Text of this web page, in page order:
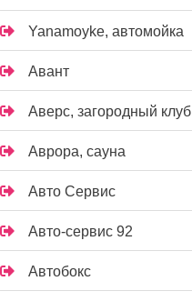
Yanamoyke, автомойка
Авант
Аверс, загородный клуб
Аврора, сауна
Авто Сервис
Авто-сервис 92
Автобокс